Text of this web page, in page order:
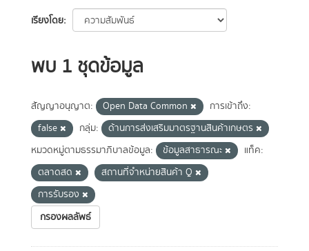
เรียงโดย
พบ 1 ชุดข้อมูล
สัญญาอนุญาต: Open Data Common
การเข้าถึง:
false
กลุ่ม:
ด้านการส่งเสริมมาตรฐานสินค้าเกษตร
หมวดหมู่ตามธรรมาภิบาลข้อมูล:
ข้อมูลสาธารณะ
แท็ค:
ตลาดสด
สถานที่จำหน่ายสินค้า Q
การรับรอง
กรองผลลัพธ์